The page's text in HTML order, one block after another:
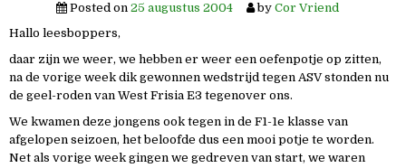
Posted on 25 augustus 2004 by Cor Vriend
Hallo leesboppers,
daar zijn we weer, we hebben er weer een oefenpotje op zitten,
na de vorige week dik gewonnen wedstrijd tegen ASV stonden nu
de geel-roden van West Frisia E3 tegenover ons.
We kwamen deze jongens ook tegen in de F1-1e klasse van
afgelopen seizoen, het beloofde dus een mooi potje te worden.
Net als vorige week gingen we gedreven van start, we waren